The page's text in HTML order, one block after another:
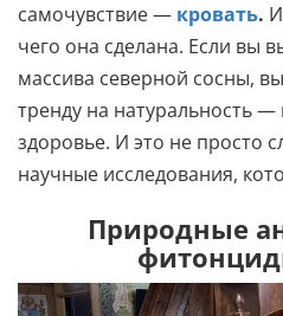
самочувствие — кровать.
чего она сделана. Если вы
массива северной сосны,
тренду на натуральность —
здоровье. И это не просто
научные исследования,
Природные